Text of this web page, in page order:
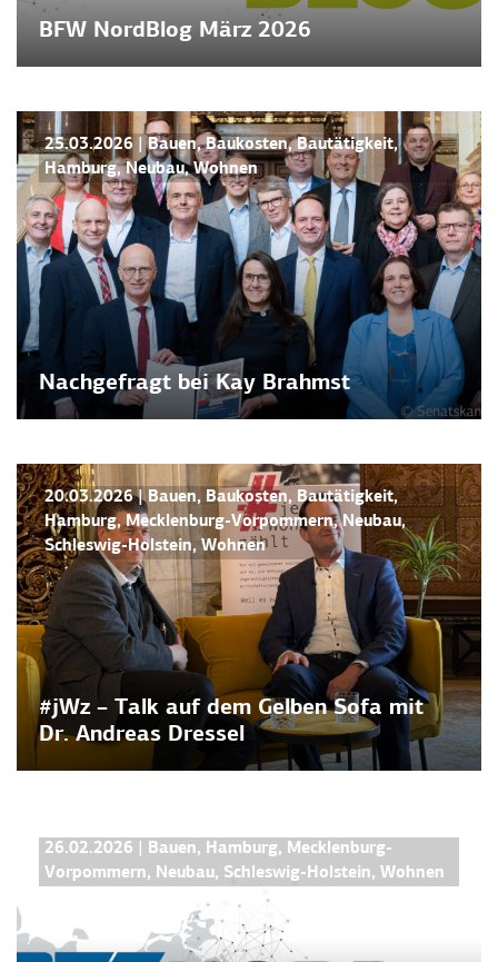
BFW NordBlog März 2026
BFW NORDBLOG NEWS
25.03.2026 |Bauen,Baukosten,Bautätigkeit,
Hamburg,Neubau,Wohnen
Nachgefragt bei Kay Brahmst
NEWS
20.03.2026 | Bauen, Baukosten, Bautätigkeit,
Hamburg,Mecklenburg-Vorpommern, Neubau,
Schleswig-Holstein, Wohnen
#jWz – Talk auf dem Gelben Sofa mit
Dr. Andreas Dressel
26.02.2026 Bauen, Hamburg, Mecklenburg-
Vorpommern, Neubau, Schleswig-Holstein, Wohnen